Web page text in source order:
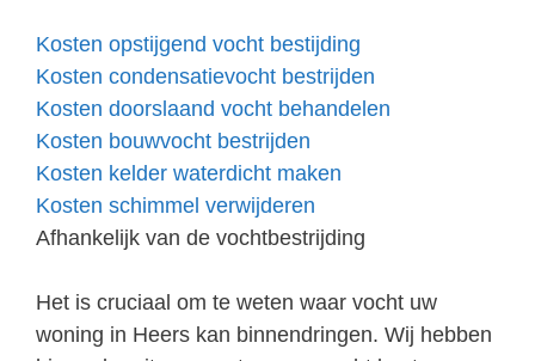
Kosten opstijgend vocht bestijding
Kosten condensatievocht bestrijden
Kosten doorslaand vocht behandelen
Kosten bouwvocht bestrijden
Kosten kelder waterdicht maken
Kosten schimmel verwijderen
Afhankelijk van de vochtbestrijding
Het is cruciaal om te weten waar vocht uw
woning in Heers kan binnendringen. Wij hebben